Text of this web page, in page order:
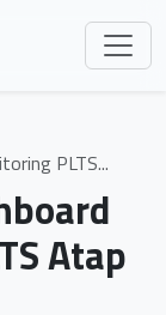
PLTS...
Atap